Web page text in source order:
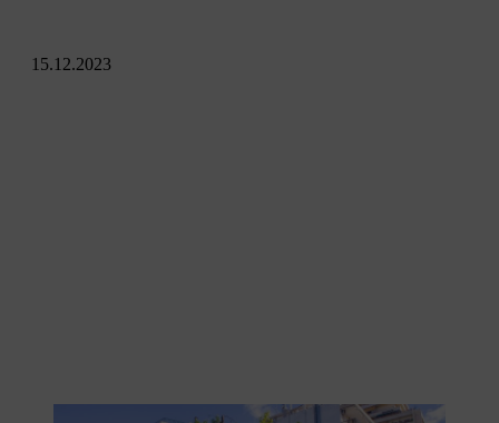
15.12.2023